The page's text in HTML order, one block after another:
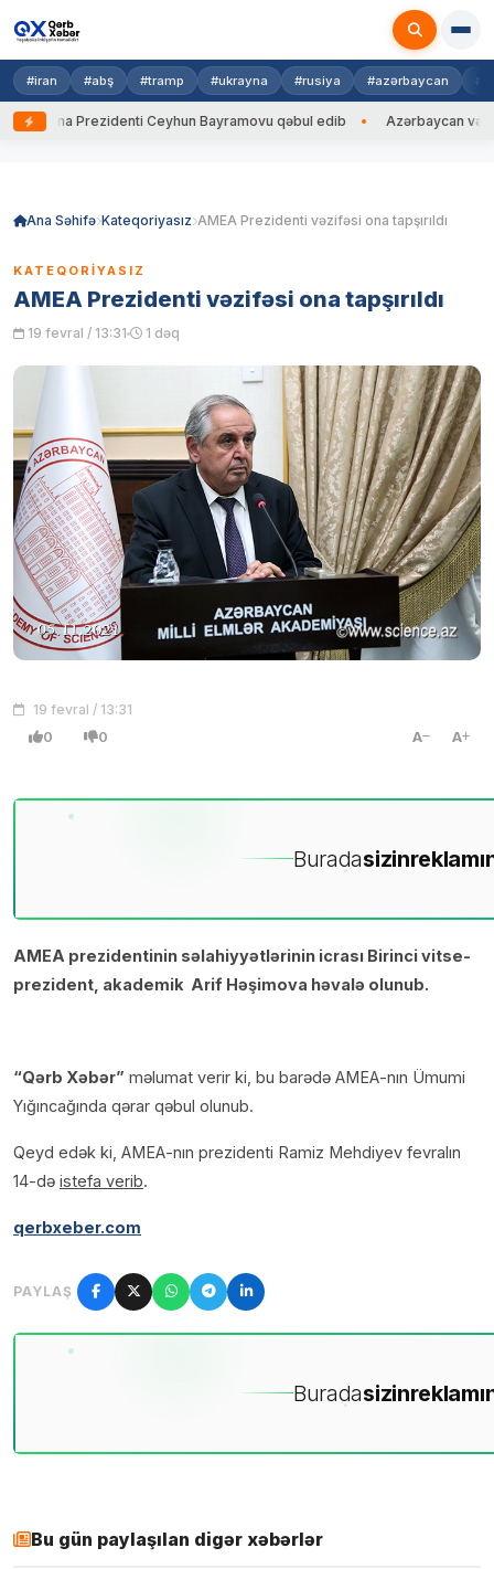
#iran #abş #tramp #ukrayna #rusiya #azərbaycan
Prezidenti Ceyhun Bayramovu qəbul edib Azərbaycan və
Ana Səhifə Kateqoriyasız AMEA Prezidenti vəzifəsi ona tapşırıldı
KATEQORIYASIZ
AMEA Prezidenti vəzifəsi ona tapşırıldı
19 fevral / 13:31 1 dəq
19 fevral / 13:31
0 0 A A
Buradasizin
AMEA prezidentinin səlahiyyətlərinin icrası Birinci vitse-
prezident, akademik Arif Həşimova həvalə olunub.
“Qərb Xəbər” məlumat verir ki, bu barədə AMEA-nın Ümumi
Yığıncağında qərar qəbul olunub.
Qeyd edək ki, AMEA-nın prezidenti Ramiz Mehdiyev fevralın
14-də istefa verib.
qerbxeber.com
PAYLAŞ
Buradasizin
Bu gün paylaşılan digər xəbərlər